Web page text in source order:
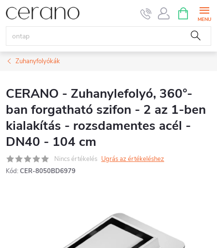
Ugrás
tartalomhoz
KOSÁR
Zuhanyfolyókák
CERANO - Zuhanylefolyó, 360°-
ban forgatható szifon - 2 az 1-ben
kialakítás - rozsdamentes acél -
DN40 - 104 cm
Nincs értékelés Ugrás az értékeléshez
Kód: CER-8050BD6979